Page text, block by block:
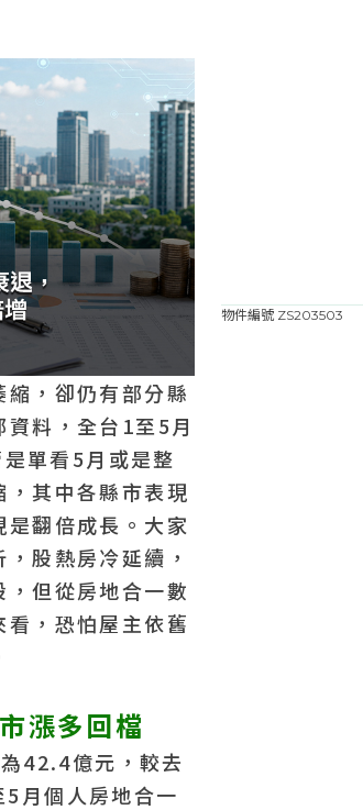
，卻仍有部分縣
料，全台1至5月
單看5月或是整
其中各縣市表現
翻倍成長。大家
股熱房冷延續，
但從房地合一數
，恐怕屋主依舊
漲多回檔
42.4億元，較去
月個人房地合一
物件編號 ZS203503